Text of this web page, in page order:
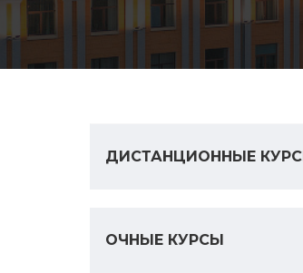
ДИСТАНЦИОННЫЕ
ОЧНЫЕ КУРСЫ